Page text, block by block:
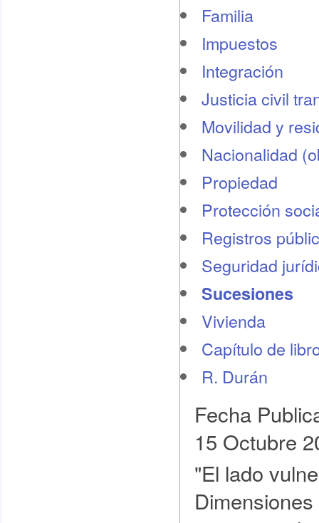
Familia
Impuestos
Integración
Justicia civil
Movilidad y
Nacionalidad
Propiedad
Protección
Registros
Seguridad
Sucesiones
Vivienda
Capítulo de
R. Durán
Fecha
15 Octubre
"El lado